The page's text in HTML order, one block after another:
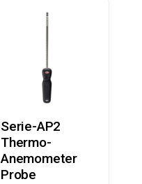
Serie-AP2
Thermo-
Anemometer
Probe